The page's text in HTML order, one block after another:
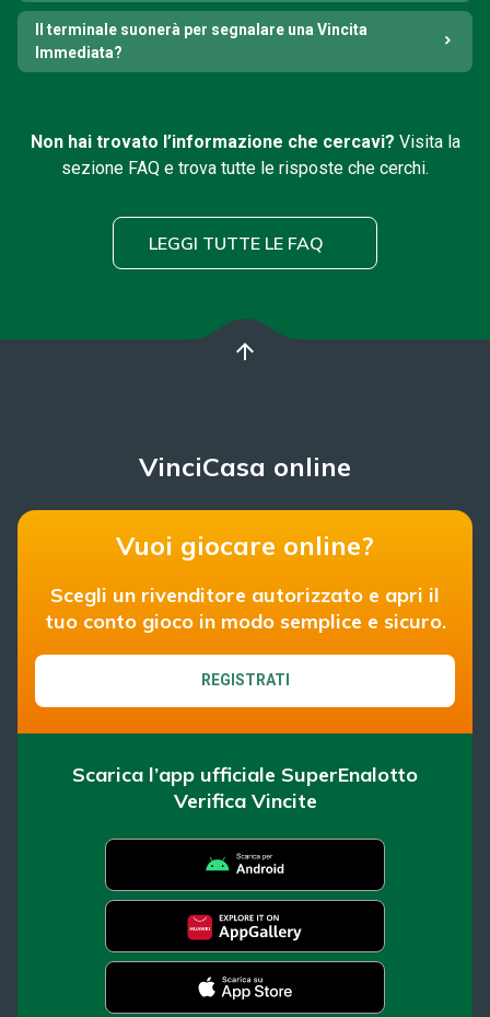
Il terminale suonerà per segnalare una Vincita
Immediata?
Non hai trovato l’informazione che cercavi? Visita la
sezione FAQ e trova tutte le risposte che cerchi.
LEGGI TUTTE LE FAQ
arrow_upward
VinciCasa online
Vuoi giocare online?
Scegli un rivenditore autorizzato e apri il
tuo conto gioco in modo semplice e sicuro.
REGISTRATI
Scarica l’app ufficiale SuperEnalotto
Verifica Vincite
SuperEnalotto